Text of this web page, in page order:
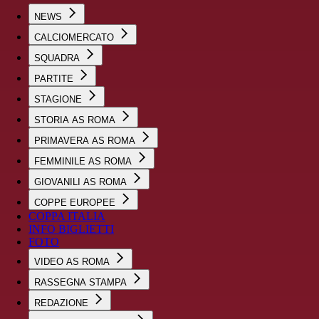
NEWS
CALCIOMERCATO
SQUADRA
PARTITE
STAGIONE
STORIA AS ROMA
PRIMAVERA AS ROMA
FEMMINILE AS ROMA
GIOVANILI AS ROMA
COPPE EUROPEE
COPPA ITALIA
INFO BIGLIETTI
FOTO
VIDEO AS ROMA
RASSEGNA STAMPA
REDAZIONE